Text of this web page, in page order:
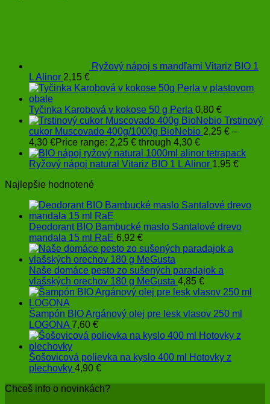
Ryžový nápoj s mandľami Vitariz BIO 1
L Alinor 2,15 €
Tyčinka Karobová v kokose 50 g Perla 0,80 €
Trstinový
cukor Muscovado 400g/1000g BioNebio 2,25 € –
4,30 €Price range: 2,25 € through 4,30 €
Ryžový nápoj natural Vitariz BIO 1 L Alinor 1,95 €
Najlepšie hodnotené
Deodorant BIO Bambucké maslo Santalové drevo
mandala 15 ml RaE 6,92 €
Naše domáce pesto zo sušených paradajok a
vlašských orechov 180 g MeGusta 4,85 €
Šampón BIO Argánový olej pre lesk vlasov 250 ml
LOGONA 7,60 €
Šošovicová polievka na kyslo 400 ml Hotovky z
plechovky 4,90 €
Chceš info o novinkách?